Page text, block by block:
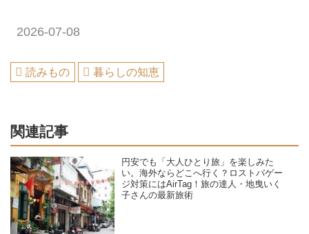
2026-07-08
読みもの 暮らしの知恵
関連記事
円安でも「大人ひとり旅」を楽しみた
い。海外ならどこへ行く？ロストバゲー
ジ対策にはAirTag！旅の達人・地曳いく
子さんの最新旅術